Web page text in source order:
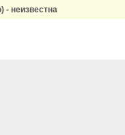
- неизвестна